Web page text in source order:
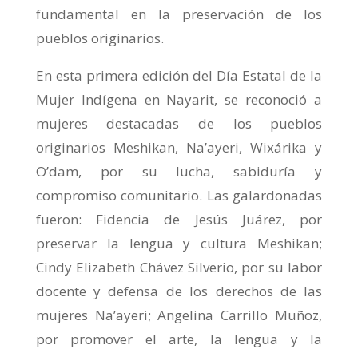
fundamental en la preservación de los
pueblos originarios.
En esta primera edición del Día Estatal de la
Mujer Indígena en Nayarit, se reconoció a
mujeres destacadas de los pueblos
originarios Meshikan, Na’ayeri, Wixárika y
O’dam, por su lucha, sabiduría y
compromiso comunitario. Las galardonadas
fueron: Fidencia de Jesús Juárez, por
preservar la lengua y cultura Meshikan;
Cindy Elizabeth Chávez Silverio, por su labor
docente y defensa de los derechos de las
mujeres Na’ayeri; Angelina Carrillo Muñoz,
por promover el arte, la lengua y la